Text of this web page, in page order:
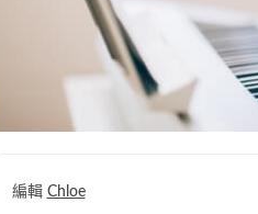
編輯 Chloe